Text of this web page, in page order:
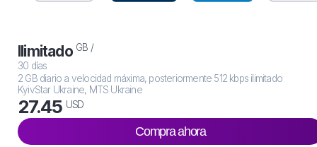
Ilimitado GB /
30 días
2 GB diario a velocidad máxima, posteriormente 512 kbps ilimitado
KyivStar Ukraine, MTS Ukraine
27.45 USD
Compra ahora